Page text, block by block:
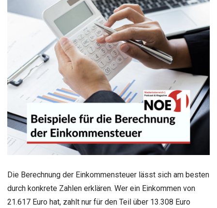
Die Berechnung der Einkommensteuer lässt sich am besten
durch konkrete Zahlen erklären. Wer ein Einkommen von
21.617 Euro hat, zahlt nur für den Teil über 13.308 Euro